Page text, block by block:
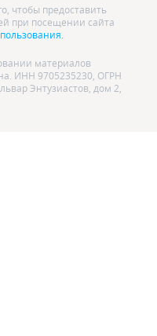
чтобы предоставить
при посещении сайта
материалов
ИНН 9705235230, ОГРН
Энтузиастов, дом 2,